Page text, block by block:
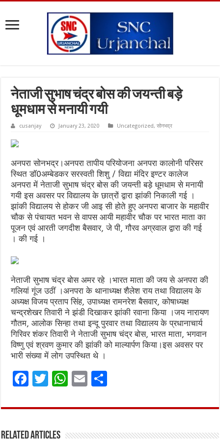
नेताजी सुभाष चंद्र बोस की जयन्ती बड़े
धूमधाम से मनायी गयी
cusanjay January 23, 2020 Uncategorized,सोनभद्र
अनपरा सोनभद्र।अनपरा तापीय परियोजना अनपरा कालोनी परिसर
स्थित डॉ0अम्बेडकर सरस्वती शिशु / विद्या मंदिर इण्टर कालेज
अनपरा में नेताजी सुभाष चंद्र बोस की जयन्ती बड़े धूमधाम से मनायी
गयी इस अवसर पर विद्यालय के छात्रों द्वारा झांकी निकाली गई ।
झांकी विद्यालय से होकर जी आइ सी होते हुए अनपरा बाजार के महावीर
चौक से पंचायत भवन से वापस आयी महावीर चौक पर भारत माता का
पूजन एवं आरती जगदीश बैसवार, जे पी, गौरव अग्रवाल द्वारा की गई
। की गई ।
नेताजी सुभाष चंद्र बोस अमर रहे ।भारत माता की जय से अनपरा की
गलियां गूंज उठीं ।अनपरा के थानाध्यक्ष शैलेश राय तथा विद्यालय के
अध्यक्ष विजय प्रताप सिंह, उपाध्यक्ष रामनरेश बैसवार, कोषाध्यक्ष
चन्द्रशेखर तिवारी ने झंडी दिखाकर झांकी रवाना किया ।जय नारायण
गौतम, आलोक सिन्हा तथा इन्दू पुरवार तथा विद्यालय के प्रधानाचार्य
गिरिवर शंकर तिवारी ने नेताजी सुभाष चंद्र बोस, भारत माता, भगवान
विष्णु एवं श्रवण कुमार की झांकी को माल्यार्पण किया।इस अवसर पर
भारी संख्या में लोग उपस्थित थे ।
F
ce
T
it
W
at
E
ai ar
Related Articles